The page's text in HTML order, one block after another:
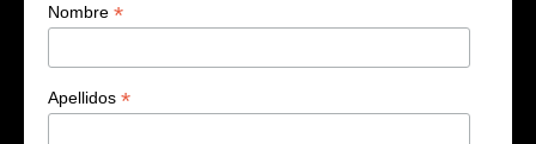
Nombre *
Apellidos *